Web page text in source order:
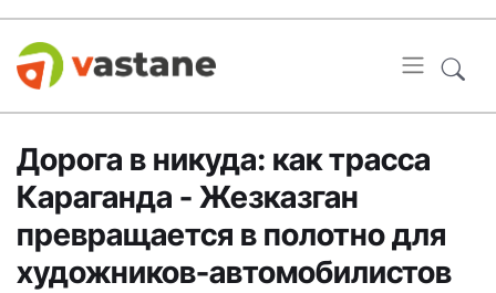
Дорога в никуда: как трасса
Караганда - Жезказган
превращается в полотно для
художников-автомобилистов